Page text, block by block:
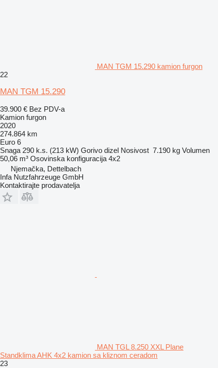
MAN TGM 15.290 kamion furgon
22
MAN TGM 15.290
39.900 € Bez PDV-a
Kamion furgon
2020
274.864 km
Euro 6
Snaga 290 k.s. (213 kW) Gorivo dizel Nosivost 7.190 kg Volumen
50,06 m³ Osovinska konfiguracija 4x2
Njemačka, Dettelbach
Infa Nutzfahrzeuge GmbH
Kontaktirajte prodavatelja
MAN TGL 8.250 XXL Plane
Standklima AHK 4x2 kamion sa kliznom ceradom
23